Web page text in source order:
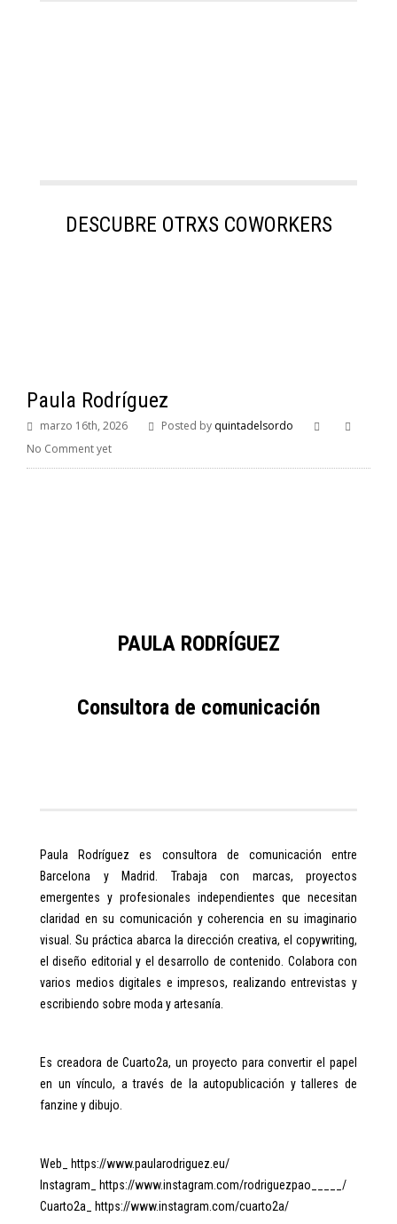
DESCUBRE OTRXS COWORKERS
Paula Rodríguez
marzo 16th, 2026 Posted by quintadelsordo
No Comment yet
PAULA RODRÍGUEZ
Consultora de comunicación
Paula Rodríguez es consultora de comunicación entre
Barcelona y Madrid. Trabaja con marcas, proyectos
emergentes y profesionales independientes que necesitan
claridad en su comunicación y coherencia en su imaginario
visual. Su práctica abarca la dirección creativa, el copywriting,
el diseño editorial y el desarrollo de contenido. Colabora con
varios medios digitales e impresos, realizando entrevistas y
escribiendo sobre moda y artesanía.
Es creadora de Cuarto2a, un proyecto para convertir el papel
en un vínculo, a través de la autopublicación y talleres de
fanzine y dibujo.
Web_ https://www.paularodriguez.eu/
Instagram_ https://www.instagram.com/rodriguezpao_____/
Cuarto2a_ https://www.instagram.com/cuarto2a/